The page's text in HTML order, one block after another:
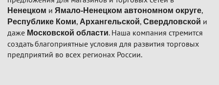
Ненецком и Ямало-Ненецком автономном округе,
Республике Коми, Архангельской, Свердловской и
даже Московской области. Наша компания стремится
создать благоприятные условия для развития торговых
предприятий во всех регионах России.